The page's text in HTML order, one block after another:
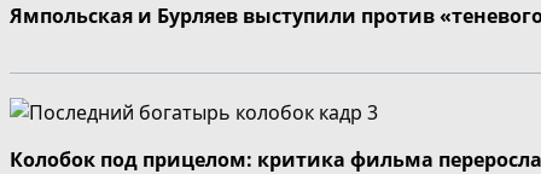
Ямпольская и Бурляев выступили против
Колобок под прицелом: критика фильма